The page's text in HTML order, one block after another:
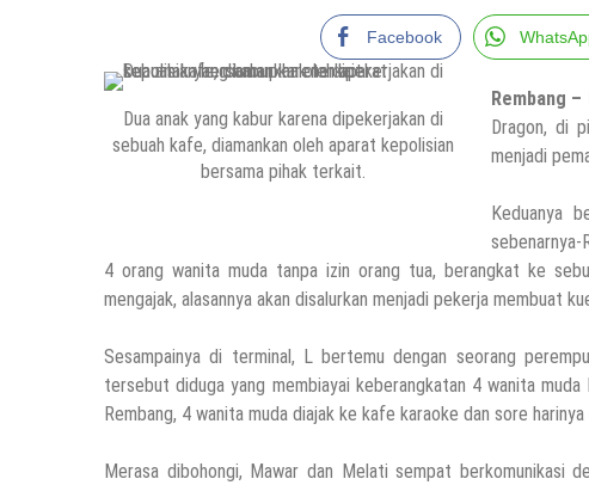
Facebook
Dua anak yang kabur karena dipekerjakan di
sebuah kafe, diamankan oleh aparat kepolisian
bersama pihak terkait.
Rembang –
Dragon, di
menjadi
Keduanya
4 orang wanita muda tanpa izin orang tua, berangkat ke
mengajak, alasannya akan disalurkan menjadi pekerja membuat
Sesampainya di terminal, L bertemu dengan seorang
tersebut diduga yang membiayai keberangkatan 4 wanita
Rembang, 4 wanita muda diajak ke kafe karaoke dan sore
Merasa dibohongi, Mawar dan Melati sempat berkomunikasi